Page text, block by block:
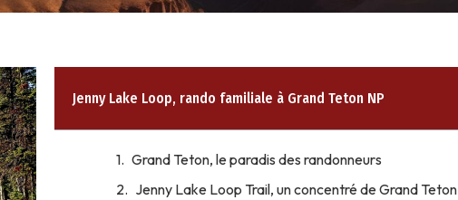
Jenny Lake Loop, rando familiale à Grand Teton NP
Grand Teton, le paradis des randonneurs
Jenny Lake Loop Trail, un concentré de Grand Teton